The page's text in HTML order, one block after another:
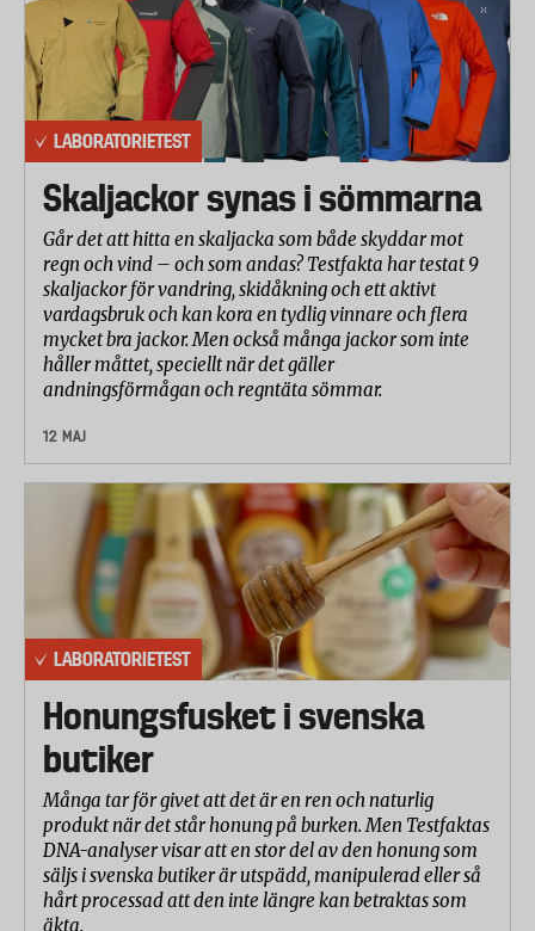
LABORATORIETEST
Skaljackor synas i sömmarna
Går det att hitta en skaljacka som både skyddar mot
regn och vind – och som andas? Testfakta har testat 9
skaljackor för vandring, skidåkning och ett aktivt
vardagsbruk och kan kora en tydlig vinnare och flera
mycket bra jackor. Men också många jackor som inte
håller måttet, speciellt när det gäller
andningsförmågan och regntäta sömmar.
12 MAJ
LABORATORIETEST
Honungsfusket i svenska
butiker
Många tar för givet att det är en ren och naturlig
produkt när det står honung på burken. Men Testfaktas
DNA-analyser visar att en stor del av den honung som
säljs i svenska butiker är utspädd, manipulerad eller så
hårt processad att den inte längre kan betraktas som
äkta.